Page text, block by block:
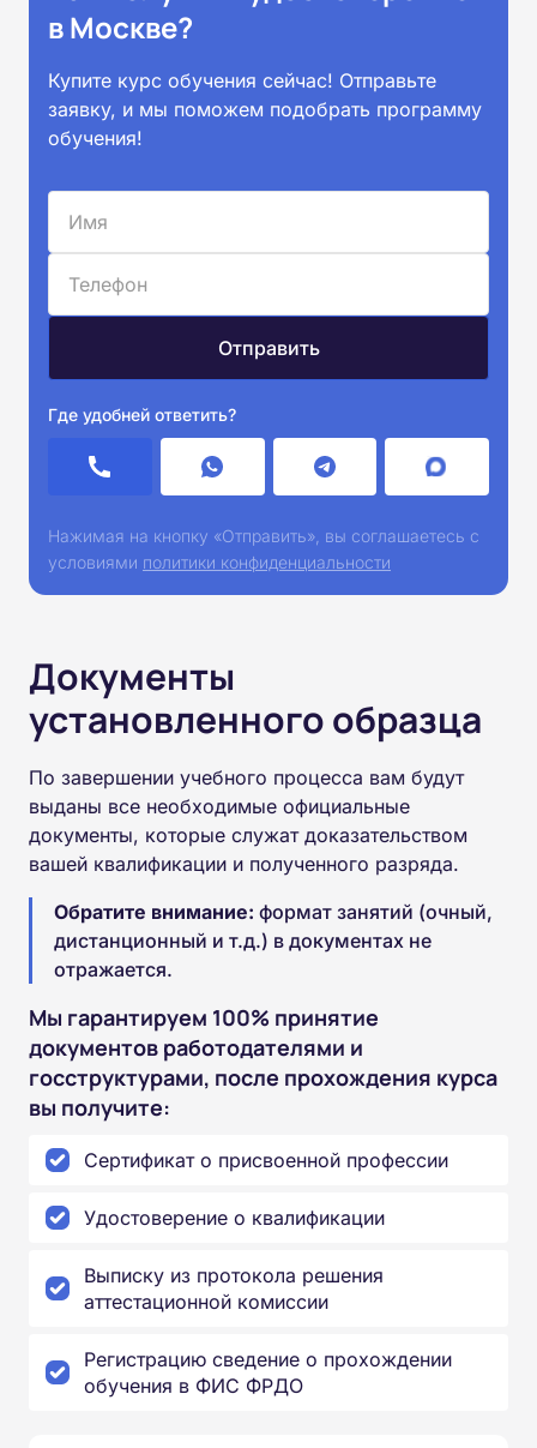
в Москве?
Купите курс обучения сейчас! Отправьте
заявку, и мы поможем подобрать программу
обучения!
Где удобней ответить?
Нажимая на кнопку «Отправить», вы соглашаетесь с
условиями политики конфиденциальности
Документы
установленного образца
По завершении учебного процесса вам будут
выданы все необходимые официальные
документы, которые служат доказательством
вашей квалификации и полученного разряда.
Обратите внимание: формат занятий (очный,
дистанционный и т.д.) в документах не
отражается.
Мы гарантируем 100% принятие
документов работодателями и
госструктурами, после прохождения курса
вы получите:
Сертификат о присвоенной профессии
Удостоверение о квалификации
Выписку из протокола решения
аттестационной комиссии
Регистрацию сведение о прохождении
обучения в ФИС ФРДО